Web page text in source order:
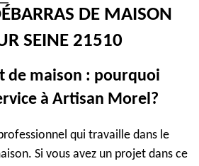
DE MAISON
SEINE 21510
de maison : pourquoi
à Artisan Morel?
qui travaille dans le
Si vous avez un projet dans ce